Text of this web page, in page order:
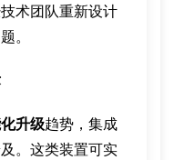
术团队重新设计
。
升级趋势，集成
。这类装置可实